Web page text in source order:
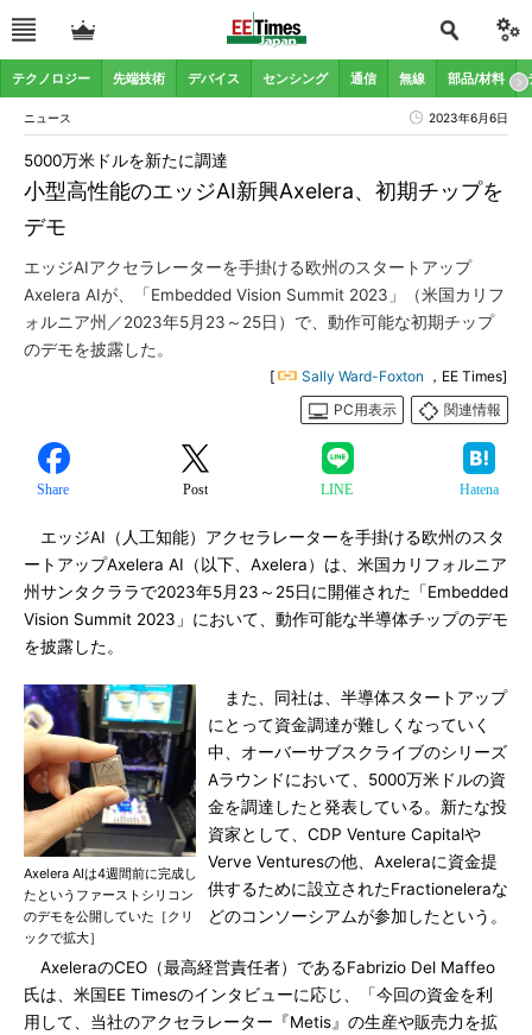
テクノロジー 先端技術 デバイス センシング 通信 無線 部品/材料
ニュース 2023年6月6日
小型高性能のエッジAI新興Axelera、初期チップを
デモ
5000万米ドルを新たに調達
エッジAIアクセラレーターを手掛ける欧州のスタートアップ
Axelera AIが、「Embedded Vision Summit 2023」（米国カリフ
ォルニア州／2023年5月23～25日）で、動作可能な初期チップ
のデモを披露した。
[ Sally Ward-Foxton ，EE Times]
PC用表示
関連情報
Share Post LINE Hatena
エッジAI（人工知能）アクセラレーターを手掛ける欧州のスタ
ートアップAxelera AI（以下、Axelera）は、米国カリフォルニア
州サンタクララで2023年5月23～25日に開催された「Embedded
Vision Summit 2023」において、動作可能な半導体チップのデモ
を披露した。
Axelera AIは4週間前に完成し
たというファーストシリコン
のデモを公開していた［クリ
ックで拡大］
また、同社は、半導体スタートアップ
にとって資金調達が難しくなっていく
中、オーバーサブスクライブのシリーズ
Aラウンドにおいて、5000万米ドルの資
金を調達したと発表している。新たな投
資家として、CDP Venture Capitalや
Verve Venturesの他、Axeleraに資金提
供するために設立されたFractioneleraな
どのコンソーシアムが参加したという。
AxeleraのCEO（最高経営責任者）であるFabrizio Del Maffeo
氏は、米国EE Timesのインタビューに応じ、「今回の資金を利
用して、当社のアクセラレーター『Metis』の生産や販売力を拡